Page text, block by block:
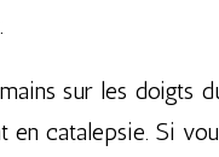
sur les doigts
en catalepsie. Si